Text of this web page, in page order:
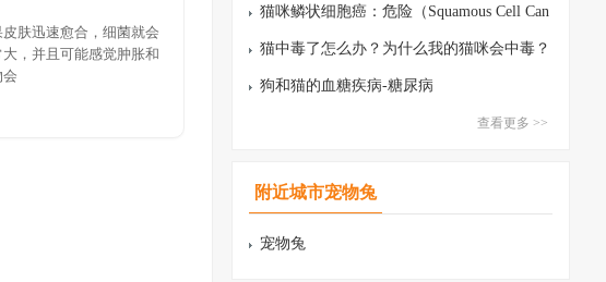
肤迅速愈合，细菌就会
，并且可能感觉肿胀和
猫咪鳞状细胞癌：危险（Squamous Cell Can
cer）
猫中毒了怎么办？为什么我的猫咪会中毒？
狗和猫的血糖疾病-糖尿病
查看更多 >>
附近城市宠物兔
宠物兔